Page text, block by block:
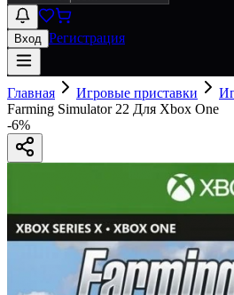
Вход Регистрация
Главная Игровые приставки
Farming Simulator 22 Для Xbox One
-6%